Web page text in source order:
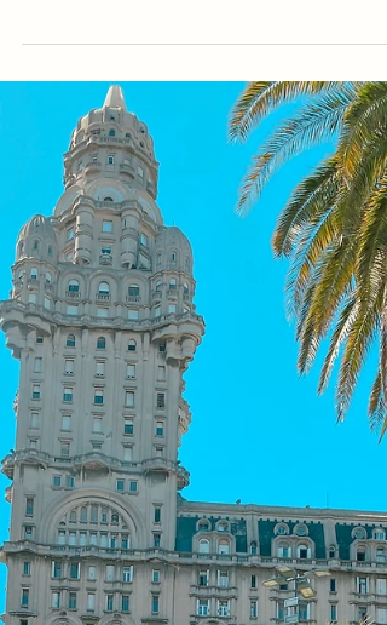
Sucre é a capital constitucional da Bolívia, onde
aconteceu a proclamação da independência, é
cidadezinha charmosa, com cara de cidade
colonial e é toda branca. Pelo menos o centro
histórico. Todas as casas e prédios de Sucre são
pintados de branco, fazendo-a ser chamada de La
Ciudad Blanca, considerada Patrimônio Mundial
pela UNESCO em 91. Eu conheci Sucre na
viagem para a Bolívia em fevereiro de 2023. Fui
com o objetivo principal de ir até o Salar de
Uyuni, que fo